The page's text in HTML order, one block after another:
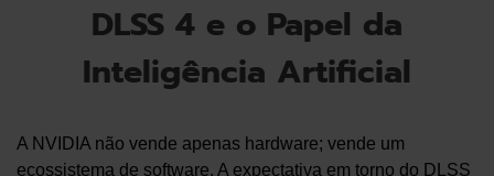
DLSS 4 e o Papel da
Inteligência Artificial
A NVIDIA não vende apenas hardware; vende um
ecossistema de software. A expectativa em torno do DLSS